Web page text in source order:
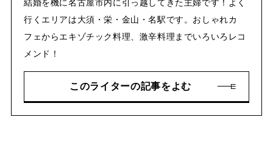
結婚を機に名古屋市内に引っ越してきた主婦です！よく
行くエリアは大須・栄・金山・名駅です。おしゃれカ
フェからエキゾチック料理、激辛料理までいろいろレコ
メンド！
このライターの記事をよむ